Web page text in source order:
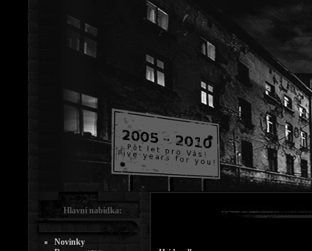
Hlavní nabídka:
Novinky